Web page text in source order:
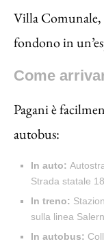
Villa Comunale,
fondono in
Come
Pagani è
autobus:
In auto:
Strada statale
In treno:
sulla linea
In autobus: